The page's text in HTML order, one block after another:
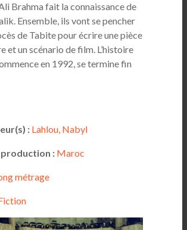
Brahma fait la connaissance de
Ensemble, ils vont se pencher
de Tabite pour écrire une pièce
et un scénario de film. L’histoire
en 1992, se termine fin
: Lahlou, Nabyl
production : Maroc
métrage